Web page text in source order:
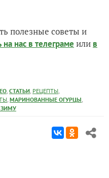
полезные советы и
нас в телеграме или в
, СТАТЬИ, РЕЦЕПТЫ,
, МАРИНОВАННЫЕ ОГУРЦЫ,
ЗИМУ